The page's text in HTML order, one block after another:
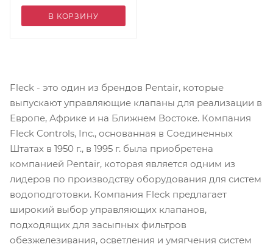
В КОРЗИНУ
Fleck - это один из брендов Pentair, которые
выпускают управляющие клапаны для реализации в
Европе, Африке и на Ближнем Востоке. Компания
Fleck Controls, Inc., основанная в Соединенных
Штатах в 1950 г., в 1995 г. была приобретена
компанией Pentair, которая является одним из
лидеров по производству оборудования для систем
водоподготовки. Компания Fleck предлагает
широкий выбор управляющих клапанов,
подходящих для засыпных фильтров
обезжелезивания, осветления и умягчения систем